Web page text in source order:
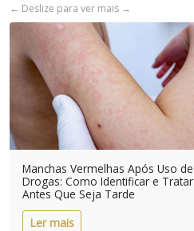
← Deslize para ver mais →
Manchas Vermelhas Após Uso de
Drogas: Como Identificar e Tratar
Antes Que Seja Tarde
Ler mais